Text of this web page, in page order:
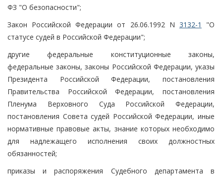
ФЗ "О безопасности";
Закон Российской Федерации от 26.06.1992 N 3132-1
"О
статусе судей в Российской Федерации";
другие федеральные конституционные законы,
федеральные законы, законы Российской Федерации, указы
Президента Российской Федерации, постановления
Правительства Российской Федерации, постановления
Пленума Верховного Суда Российской Федерации,
постановления Совета судей Российской Федерации, иные
нормативные правовые акты, знание которых необходимо
для надлежащего исполнения своих должностных
обязанностей;
приказы и распоряжения Судебного департамента в